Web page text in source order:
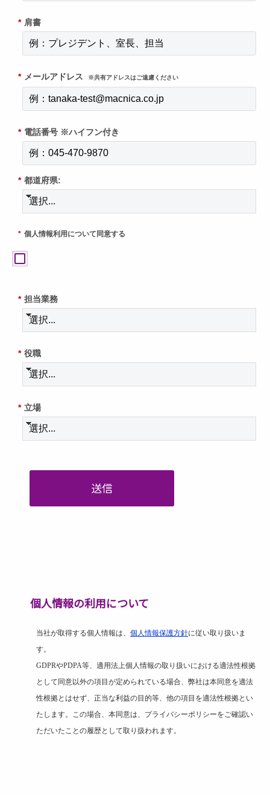
* 肩書
* メールアドレス ※共有アドレスはご遠慮ください
* 電話番号 ※ハイフン付き
* 都道府県:
* 個人情報利用について同意する
* 担当業務
* 役職
* 立場
送信
個人情報の利用について
当社が取得する個人情報は、 個人情報保護方針に従い取り扱いま
す。
GDPRやPDPA等、適用法上個人情報の取り扱いにおける適法性根拠
として同意以外の項目が定められている場合、弊社は本同意を適法
性根拠とはせず、正当な利益の目的等、他の項目を適法性根拠とい
たします。この場合、本同意は、プライバシーポリシーをご確認い
ただいたことの履歴として取り扱われます。